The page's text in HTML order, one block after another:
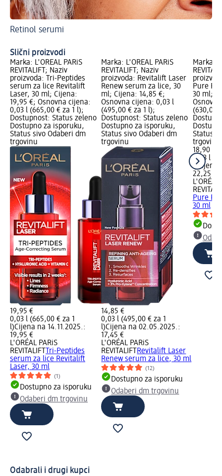
Retinol serumi
Slični proizvodi
Marka: L'ORÉAL PARiS
REVITALIFT; Naziv
proizvoda: Tri-Peptides
serum za lice Revitalift
Laser, 30 ml; Cijena:
19,95 €; Osnovna cijena:
0,03 l (665,00 € za 1 l);
Dostupnost: Status zeleno
Dostupno za isporuku,
Status sivo Odaberi dm
trgovinu
19,95 €
0,03 l (665,00 € za 1
l)Cijena na 14.11.2025.:
19,95 €
L'ORÉAL PARiS
REVITALIFT Tri-Peptides
serum za lice Revitalift
Laser, 30 ml
(1)
Dostupno za isporuku
Odaberi dm trgovinu
Marka: L'ORÉAL PARiS
REVITALIFT; Naziv
proizvoda: Revitalift Laser
Renew serum za lice, 30
ml; Cijena: 14,85 €;
Osnovna cijena: 0,03 l
(495,00 € za 1 l);
Dostupnost: Status zeleno
Dostupno za isporuku,
Status sivo Odaberi dm
trgovinu
14,85 €
0,03 l (495,00 € za 1
l)Cijena na 02.05.2025.:
17,45 €
L'ORÉAL PARiS
REVITALIFT Revitalift Laser
Renew serum za lice, 30 ml
(12)
Dostupno za isporuku
Odaberi dm trgovinu
Marka:
Pure
30 ml;
(630,00
Status
trgovinu
18,90 €
0,03 l
l)Cijena
22,25 €
L'ORÉAL
Pure
30 ml
Odabrali i drugi kupci